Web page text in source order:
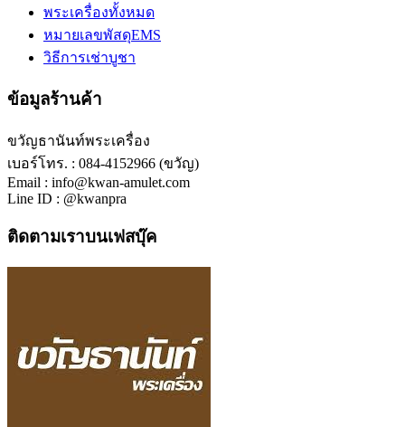
พระเครื่องทั้งหมด
หมายเลขพัสดุEMS
วิธีการเช่าบูชา
ข้อมูลร้านค้า
ขวัญธานันท์พระเครื่อง
เบอร์โทร. : 084-4152966 (ขวัญ)
Email : info@kwan-amulet.com
Line ID : @kwanpra
ติดตามเราบนเฟสบุ๊ค